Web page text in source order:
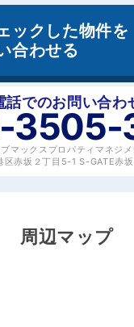
ックした物件を
合わせる
話でのお問い合わ
3505-
マックスプロパティマネジ
区赤坂２丁目5-1 S-GATE赤
周辺マップ